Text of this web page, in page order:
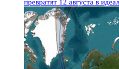
превратят 12 августа в